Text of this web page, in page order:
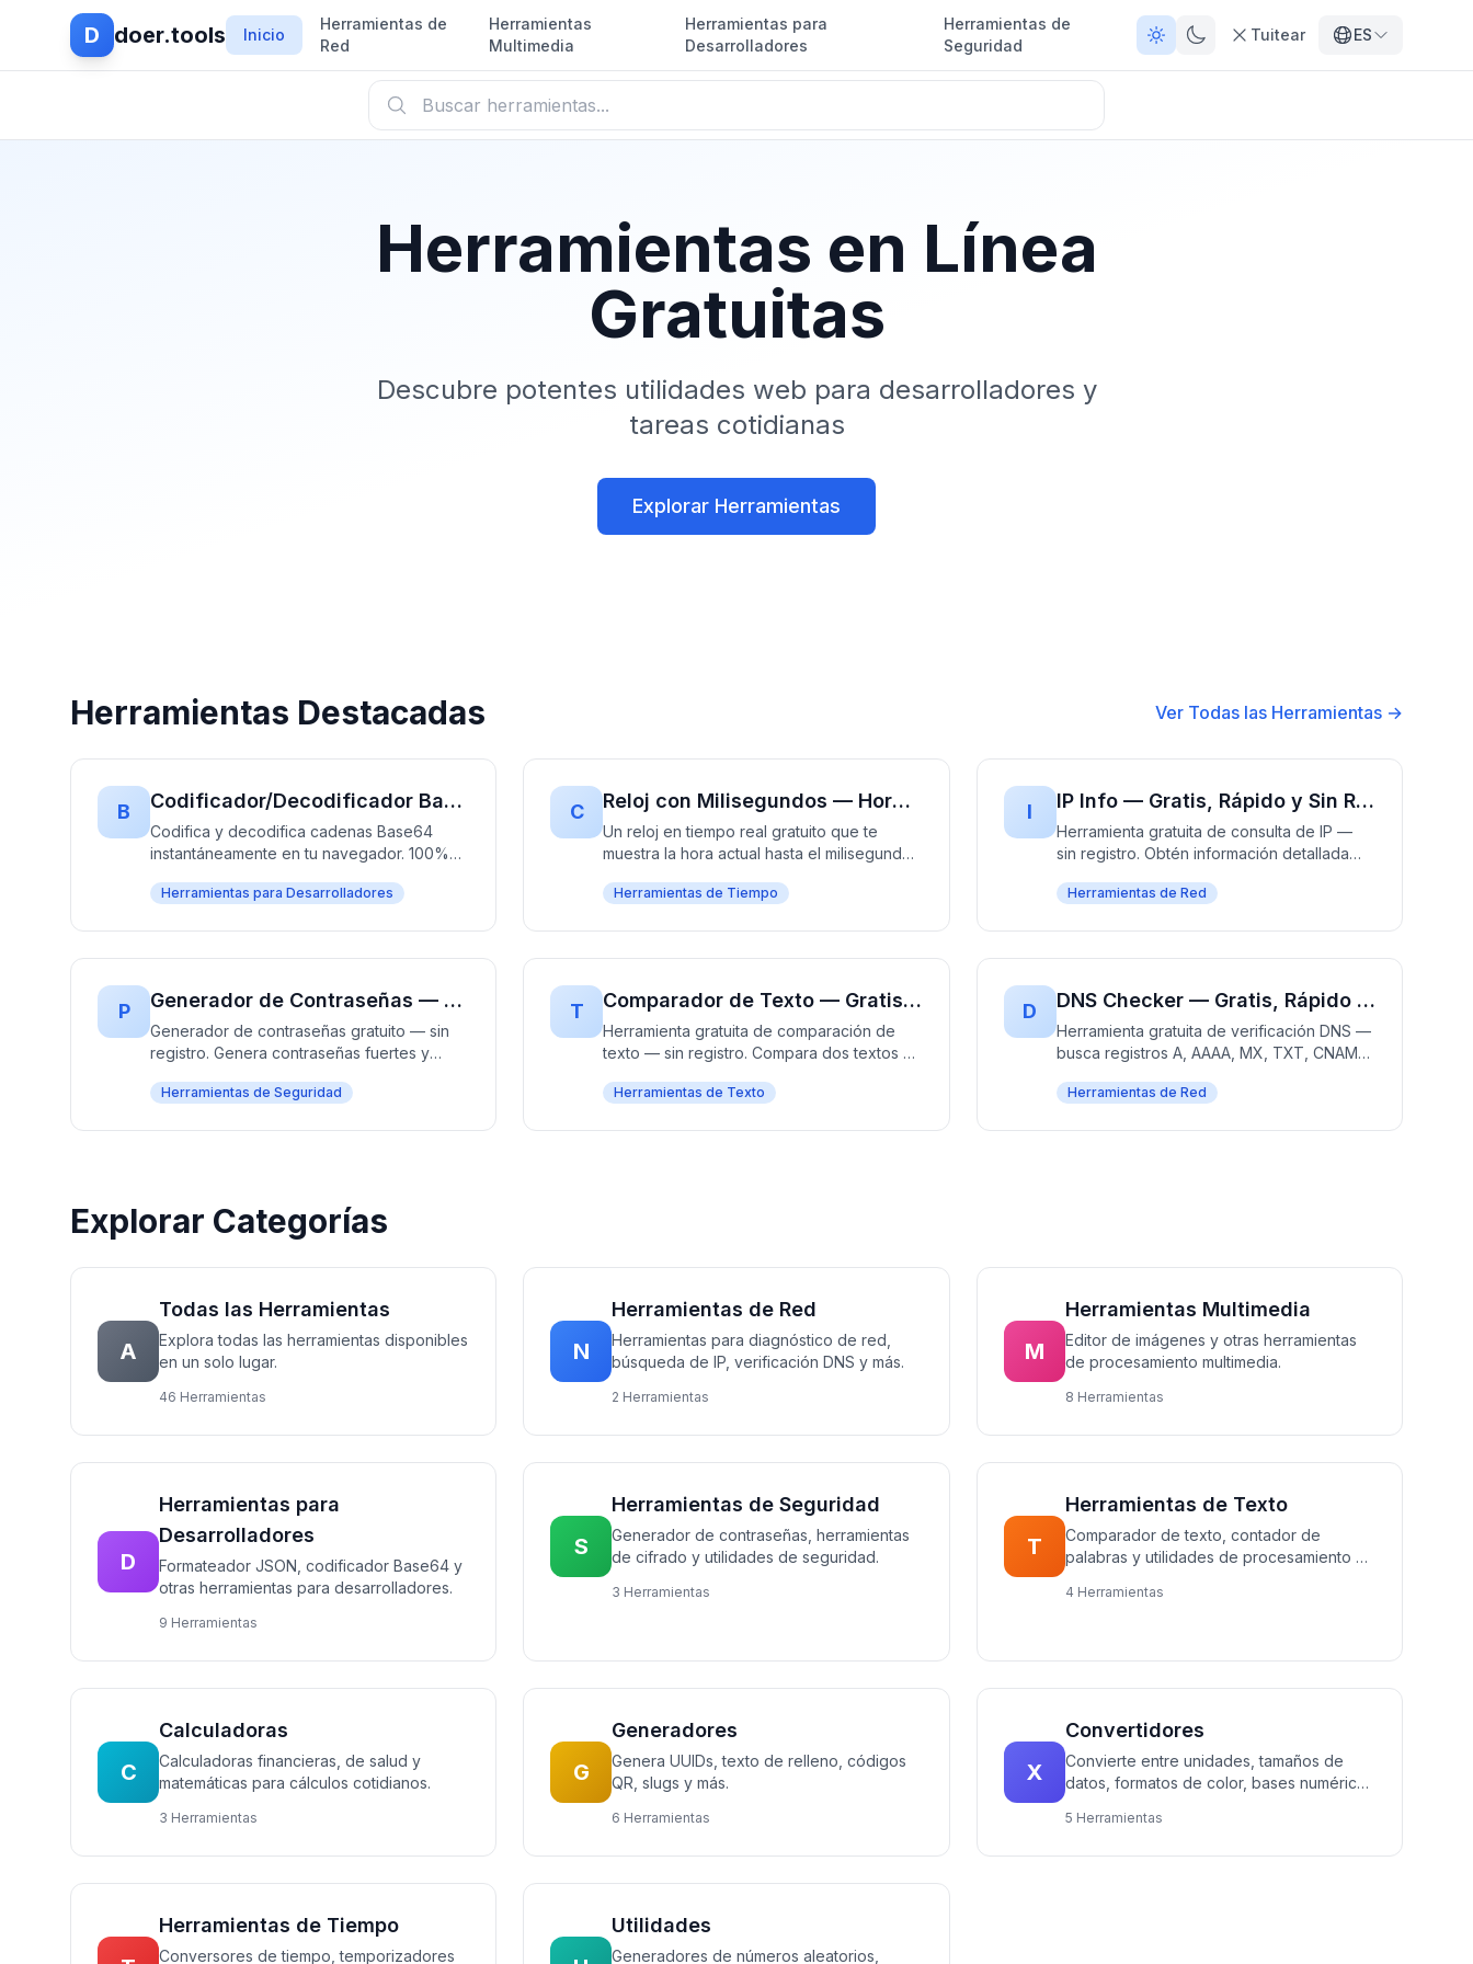
D doer.tools Inicio
Herramientas de
Red
Herramientas
Multimedia
Herramientas para
Desarrolladores
Herramientas de
Seguridad
Tuitear ES
Herramientas en Línea
Gratuitas
Descubre potentes utilidades web para desarrolladores y
tareas cotidianas
Explorar Herramientas
Herramientas Destacadas Ver Todas las Herramientas →
B Codificador/Decodificador Base64 — Gratis, Rápido y Sin Registro
Codifica y decodifica cadenas Base64
instantáneamente en tu navegador. 100%
datos.
Herramientas para Desarrolladores
C Reloj con Milisegundos — Hora Exacta, Hasta el Milisegundo
Un reloj en tiempo real gratuito que te
muestra la hora actual hasta el milisegundo.
local y UTC lado a lado. A los
sirve para cualquiera que necesite saber
Herramientas de Tiempo
I IP Info — Gratis, Rápido y Sin Registro | Búsqueda IP Instantánea
Herramienta gratuita de consulta de IP —
sin registro. Obtén información detallada
ISP, hostname y más. 100% gratis,
problemas.
Herramientas de Red
P Generador de Contraseñas — Gratis, Rápido y Sin Registro | Crea Contraseñas Seguras al Instante
Generador de contraseñas gratuito — sin
registro. Genera contraseñas fuertes y
personalizable, caracteres y opciones.
Herramientas de Seguridad
T Comparador de Texto — Gratis, Rápido y Sin Registro | Compara Diferencias de Texto al Instante
Herramienta gratuita de comparación de
texto — sin registro. Compara dos textos y
cambios y adiciones resaltados. 100%
Herramientas de Texto
D DNS Checker — Gratis, Rápido y Sin Registro | Búsqueda DNS Instantánea
Herramienta gratuita de verificación DNS —
busca registros A, AAAA, MX, TXT, CNAME,
propagación DNS, configuración del
Herramientas de Red
Explorar Categorías
A
Todas las Herramientas
Explora todas las herramientas disponibles
en un solo lugar.
46 Herramientas
N
Herramientas de Red
Herramientas para diagnóstico de red,
búsqueda de IP, verificación DNS y más.
2 Herramientas
M
Herramientas Multimedia
Editor de imágenes y otras herramientas
de procesamiento multimedia.
8 Herramientas
D
Herramientas para
Desarrolladores
Formateador JSON, codificador Base64 y
otras herramientas para desarrolladores.
9 Herramientas
S
Herramientas de Seguridad
Generador de contraseñas, herramientas
de cifrado y utilidades de seguridad.
3 Herramientas
T
Herramientas de Texto
Comparador de texto, contador de
palabras y utilidades de procesamiento de
4 Herramientas
C
Calculadoras
Calculadoras financieras, de salud y
matemáticas para cálculos cotidianos.
3 Herramientas
G
Generadores
Genera UUIDs, texto de relleno, códigos
QR, slugs y más.
6 Herramientas
X
Convertidores
Convierte entre unidades, tamaños de
datos, formatos de color, bases numéricas
5 Herramientas
Herramientas de Tiempo
Conversores de tiempo, temporizadores
Utilidades
Generadores de números aleatorios,